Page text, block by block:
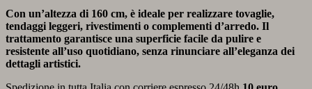
Con un’altezza di 160 cm, è ideale per realizzare tovaglie,
tendaggi leggeri, rivestimenti o complementi d’arredo. Il
trattamento garantisce una superficie facile da pulire e
resistente all’uso quotidiano, senza rinunciare all’eleganza dei
dettagli artistici.